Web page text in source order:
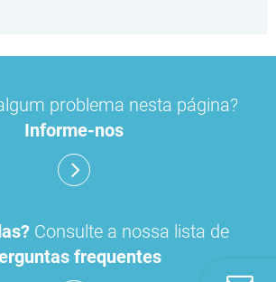
problema nesta página?
Informe-nos
Consulte a nossa lista de
frequentes